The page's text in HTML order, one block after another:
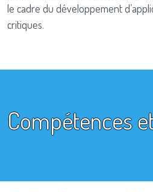
le cadre du développement
critiques.
Compétences